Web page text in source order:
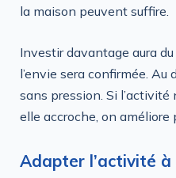
la maison peuvent suffire.
Investir davantage aura
l’envie sera confirmée. Au
sans pression. Si
elle accroche, on améliore
Adapter l’activité